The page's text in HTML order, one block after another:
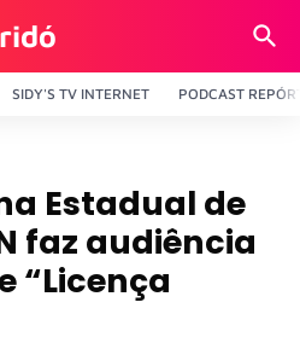
SIDY'S TV INTERNET PODCAST
Estadual de
faz audiência
“Licença